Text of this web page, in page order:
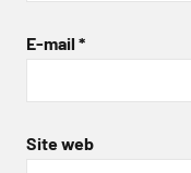
E-mail *
Site web